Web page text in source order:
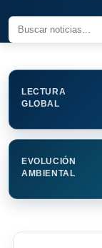
LECTURA
GLOBAL
EVOLUCIÓN
AMBIENTAL